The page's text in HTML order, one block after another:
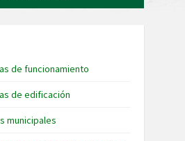
de funcionamiento
de edificación
municipales